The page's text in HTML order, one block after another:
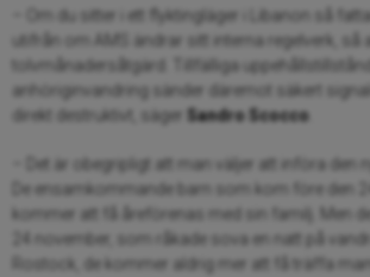
– Om du sitter i ett flyktingläger i Libanon så
utifrån om AMS ändrar sitt interna regelverk, så
tolvmånadersåtgärd. Tillfälliga
anhöriginvandring sänder däremot säkert
direkt destruktivt, säger Sandro Scocco
– Det är obegripligt att man väljer att införa den
De ensamkommande barn som kom före den
kommer att få åreförenas med sin familj. Men
24 november, som råkade sova en natt på
Rostock, de kommer aldrig mer att få träffa